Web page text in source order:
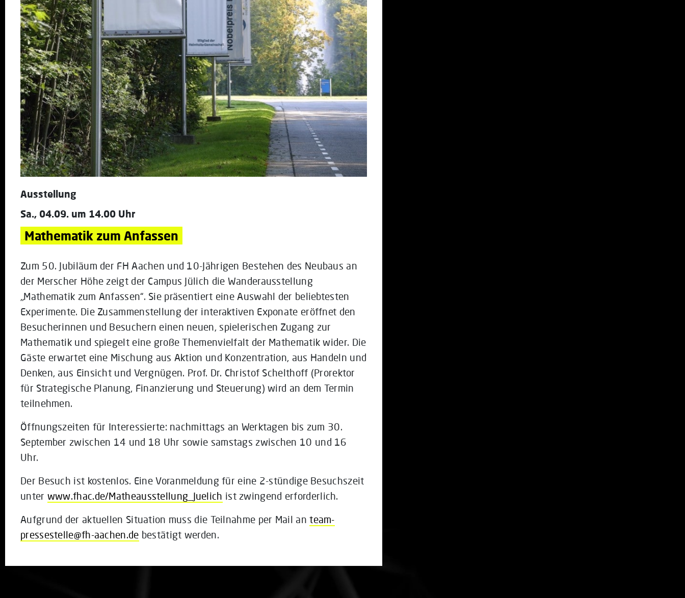
Ausstellung
Sa., 04.09. um 14.00 Uhr
Mathematik zum Anfassen
Zum 50. Jubiläum der FH Aachen und 10-Jährigen Bestehen des Neubaus an
der Merscher Höhe zeigt der Campus Jülich die Wanderausstellung
„Mathematik zum Anfassen“. Sie präsentiert eine Auswahl der beliebtesten
Experimente. Die Zusammenstellung der interaktiven Exponate eröffnet den
Besucherinnen und Besuchern einen neuen, spielerischen Zugang zur
Mathematik und spiegelt eine große Themenvielfalt der Mathematik wider. Die
Gäste erwartet eine Mischung aus Aktion und Konzentration, aus Handeln und
Denken, aus Einsicht und Vergnügen. Prof. Dr. Christof Schelthoff (Prorektor
für Strategische Planung, Finanzierung und Steuerung) wird an dem Termin
teilnehmen.
Öffnungszeiten für Interessierte: nachmittags an Werktagen bis zum 30.
September zwischen 14 und 18 Uhr sowie samstags zwischen 10 und 16
Uhr.
Der Besuch ist kostenlos. Eine Voranmeldung für eine 2-stündige Besuchszeit
unter www.fhac.de/Matheausstellung_Juelich ist zwingend erforderlich.
Aufgrund der aktuellen Situation muss die Teilnahme per Mail anteam-
pressestelle@fh-aachen.de bestätigt werden.